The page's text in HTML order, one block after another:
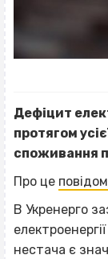
Дефіцит
протягом
споживання
Про це
В Укренерго
нестача є